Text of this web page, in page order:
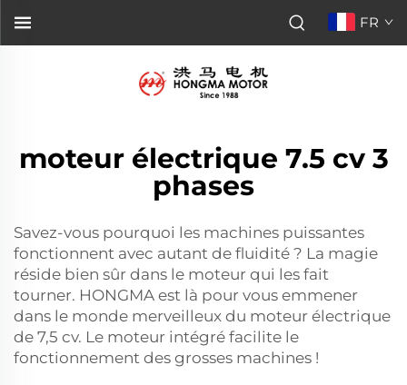
FR
moteur électrique 7.5 cv 3
phases
Savez-vous pourquoi les machines puissantes
fonctionnent avec autant de fluidité ? La magie
réside bien sûr dans le moteur qui les fait
tourner. HONGMA est là pour vous emmener
dans le monde merveilleux du moteur électrique
de 7,5 cv. Le moteur intégré facilite le
fonctionnement des grosses machines !